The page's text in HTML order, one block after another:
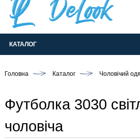
КАТАЛОГ
Головна Каталог Чоловічий
Футболка 3030
чоловіча